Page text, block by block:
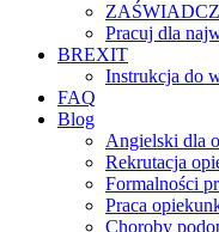
Pracuj dla
BREXIT
Instrukcja do
FAQ
Blog
Angielski dla
Rekrutacja
Formalności
Praca
Choroby